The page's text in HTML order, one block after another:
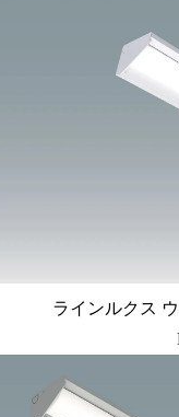
ラインルクス